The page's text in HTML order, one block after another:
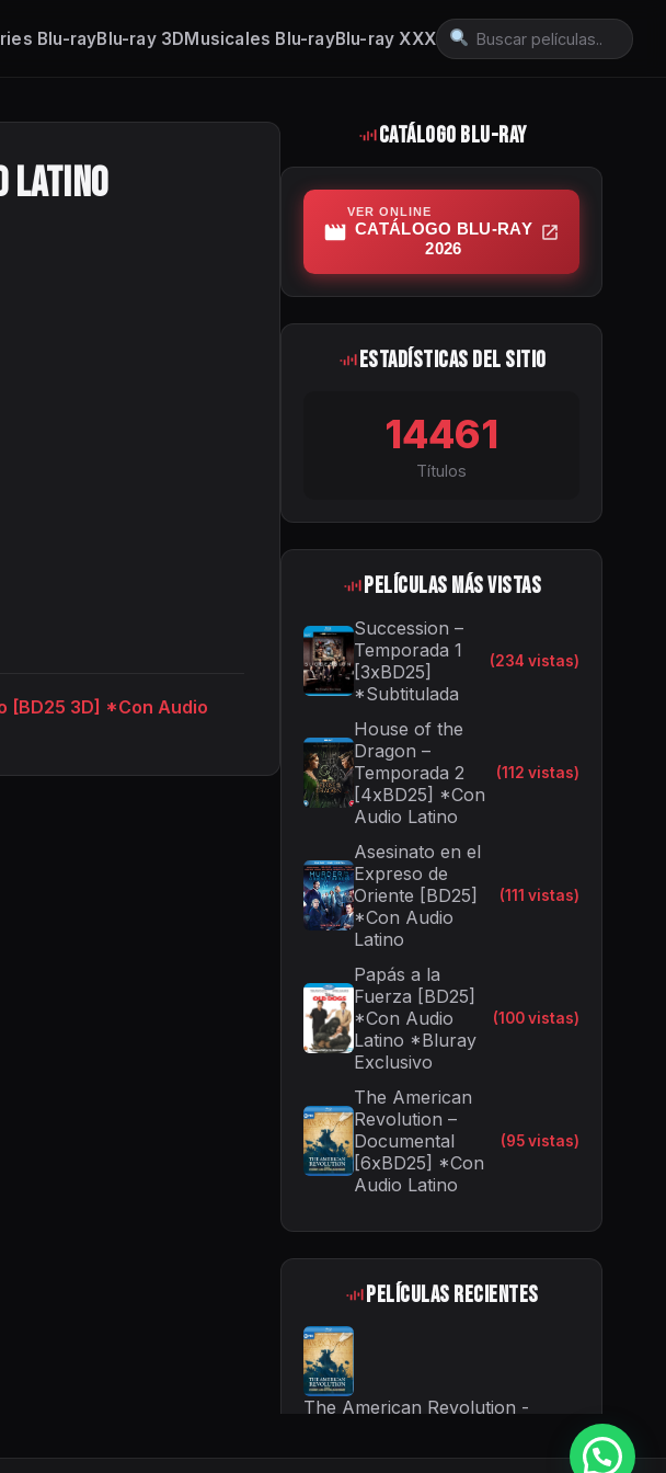
Blu-rayBlu-ray 3DMusicales Blu-rayBlu-ray XXX
Latino
[BD25 3D] *Con Audio
Catálogo Blu-ray
VER ONLINE
CATÁLOGO BLU-RAY
2026
Estadísticas del Sitio
14461
Títulos
Películas Más Vistas
Succession –
Temporada 1
[3xBD25]
*Subtitulada
(234 vistas)
House of the
Dragon –
Temporada 2
[4xBD25] *Con
Audio Latino
(112 vistas)
Asesinato en el
Expreso de
Oriente [BD25]
*Con Audio
Latino
(111 vistas)
Papás a la
Fuerza [BD25]
*Con Audio
Latino *Bluray
Exclusivo
(100 vistas)
The American
Revolution –
Documental
[6xBD25] *Con
Audio Latino
(95 vistas)
Películas Recientes
The American Revolution -